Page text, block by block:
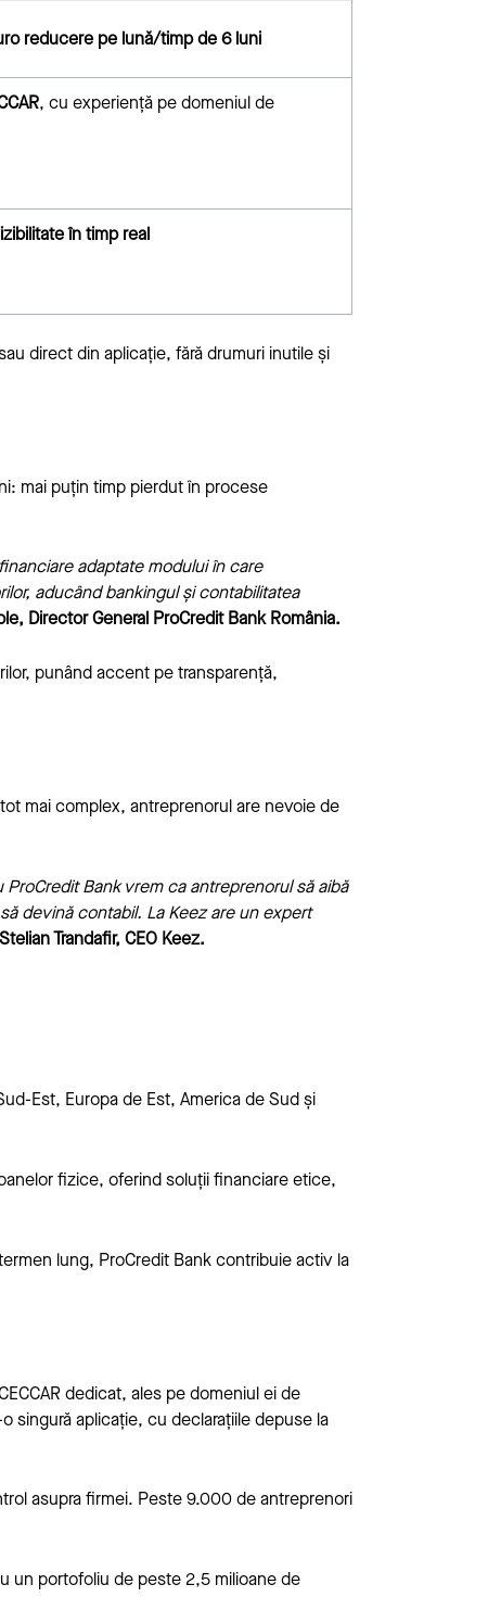
reducere pe lună/timp de 6 luni
, cu experiență pe domeniul de
în timp real
direct din aplicație, fără drumuri inutile și
mai puțin timp pierdut în procese
adaptate modului în care
aducând bankingul și contabilitatea
Director General ProCredit Bank România.
punând accent pe transparență,
mai complex, antreprenorul are nevoie de
Bank vrem ca antreprenorul să aibă
devină contabil. La Keez are un expert
Stelian Trandafir, CEO Keez.
Est, Europa de Est, America de Sud și
fizice, oferind soluții financiare etice,
lung, ProCredit Bank contribuie activ la
dedicat, ales pe domeniul ei de
singură aplicație, cu declarațiile depuse la
asupra firmei. Peste 9.000 de antreprenori
un portofoliu de peste 2,5 milioane de